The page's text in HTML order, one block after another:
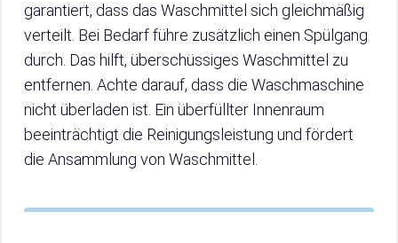
garantiert, dass das Waschmittel sich gleichmäßig
verteilt. Bei Bedarf führe zusätzlich einen Spülgang
durch. Das hilft, überschüssiges Waschmittel zu
entfernen. Achte darauf, dass die Waschmaschine
nicht überladen ist. Ein überfüllter Innenraum
beeinträchtigt die Reinigungsleistung und fördert
die Ansammlung von Waschmittel.